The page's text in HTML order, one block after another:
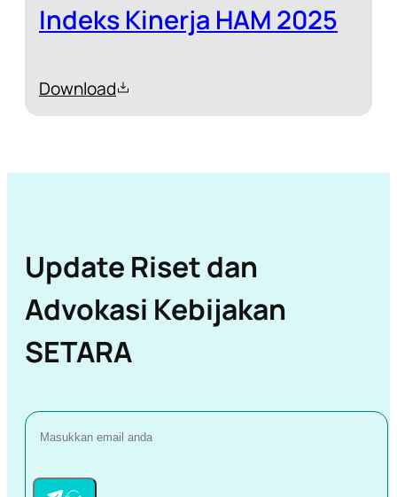
Indeks Kinerja HAM 2025
Download
Update Riset dan
Advokasi Kebijakan
SETARA